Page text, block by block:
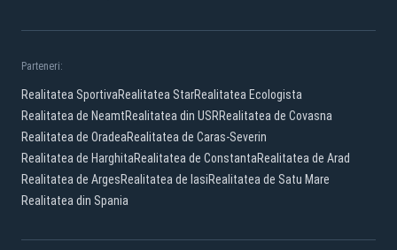
Parteneri:
Realitatea SportivaRealitatea StarRealitatea Ecologista
Realitatea de NeamtRealitatea din USRRealitatea de Covasna
Realitatea de OradeaRealitatea de Caras-Severin
Realitatea de HarghitaRealitatea de ConstantaRealitatea de Arad
Realitatea de ArgesRealitatea de IasiRealitatea de Satu Mare
Realitatea din Spania